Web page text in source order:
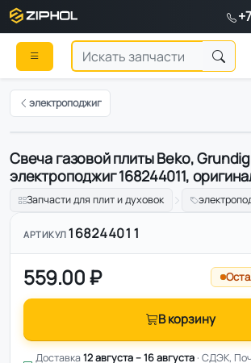
электроподжиг
Оригинал
Свеча газовой плиты Beko,
электроподжиг 168244011,
Запчасти для плит и духовок
АРТИКУЛ 168244011
559.00 ₽
В корзину
Доставка12 августа – 16 августа · СДЭК,